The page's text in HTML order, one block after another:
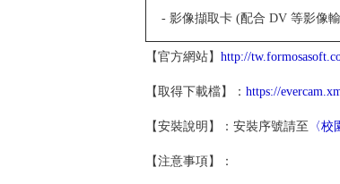
- 影像擷取卡 (配合 DV 等影像
【官方網站】 http://
【取得下載檔】： https://
【安裝說明】：安裝序號請至 〈
【注意事項】：